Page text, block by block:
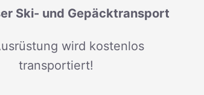
Ski- und Gepäcktransport
wird kostenlos
transportiert!